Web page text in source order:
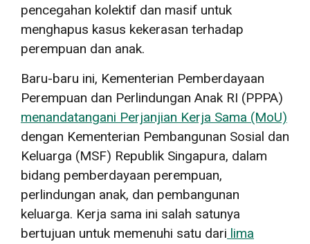
pencegahan kolektif dan masif untuk
menghapus kasus kekerasan terhadap
perempuan dan anak.
Baru-baru ini, Kementerian Pemberdayaan
Perempuan dan Perlindungan Anak RI (PPPA)
menandatangani Perjanjian Kerja Sama (MoU)
dengan Kementerian Pembangunan Sosial dan
Keluarga (MSF) Republik Singapura, dalam
bidang pemberdayaan perempuan,
perlindungan anak, dan pembangunan
keluarga. Kerja sama ini salah satunya
bertujuan untuk memenuhi satu dari lima